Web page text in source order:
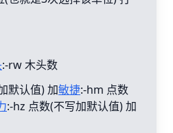
:-rw 木头数
默认值) 加敏捷:-hm 点数
:-hz 点数(不写加默认值) 加